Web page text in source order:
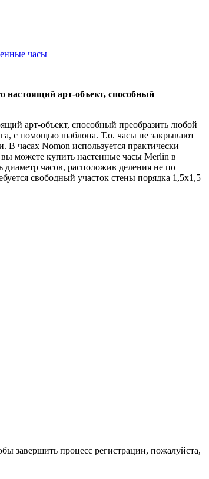
часы
арт-объект, способный
арт-объект, способный преобразить любой
с помощью шаблона. Т.о. часы не закрывают
часах Nomon используется практически
можете купить настенные часы Merlin в
диаметр часов, расположив деления не по
свободный участок стены порядка 1,5х1,5
завершить процесс регистрации, пожалуйста,